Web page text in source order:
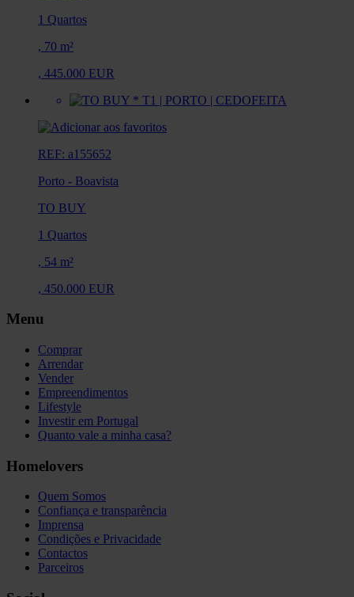
1 Quartos
, 70 m²
, 445.000 EUR
REF: a155652
Porto - Boavista
TO BUY
1 Quartos
, 54 m²
, 450.000 EUR
Menu
Comprar
Arrendar
Vender
Empreendimentos
Lifestyle
Investir em Portugal
Quanto vale a minha casa?
Homelovers
Quem Somos
Confiança e transparência
Imprensa
Condições e Privacidade
Contactos
Parceiros